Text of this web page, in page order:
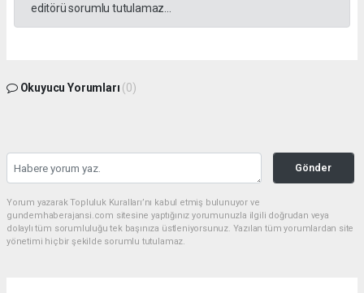
editörü sorumlu tutulamaz...
Okuyucu Yorumları (0)
Gönder
Yorum yazarak Topluluk Kuralları’nı kabul etmiş bulunuyor ve
gundemhaberajansi.com sitesine yaptığınız yorumunuzla ilgili doğrudan veya
dolaylı tüm sorumluluğu tek başınıza üstleniyorsunuz. Yazılan tüm yorumlardan site
yönetimi hiçbir şekilde sorumlu tutulamaz.